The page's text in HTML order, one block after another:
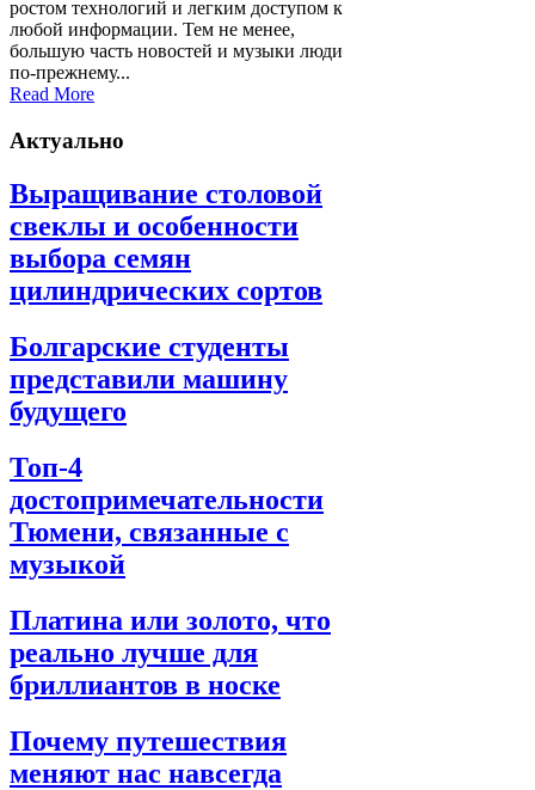
ростом технологий и легким доступом к
любой информации. Тем не менее,
большую часть новостей и музыки люди
по-прежнему...
Read More
Актуально
Выращивание столовой
свеклы и особенности
выбора семян
цилиндрических сортов
Болгарские студенты
представили машину
будущего
Топ-4
достопримечательности
Тюмени, связанные с
музыкой
Платина или золото, что
реально лучше для
бриллиантов в носке
Почему путешествия
меняют нас навсегда